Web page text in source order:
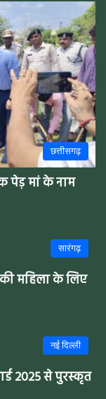
छत्तीसगढ़
पेड़ मां के नाम
सारंगढ़
महिला के लिए
नई दिल्ली
2025 से पुरस्कृत